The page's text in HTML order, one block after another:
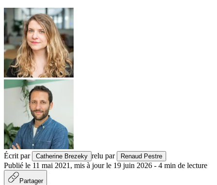
Écrit par Catherine Brezeky relu par Renaud Pestre
Publié le 11 mai 2021 , mis à jour le 19 juin 2026 - 4 min de lecture
Partager